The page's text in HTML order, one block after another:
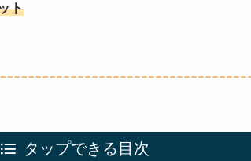
ト
タップできる目次